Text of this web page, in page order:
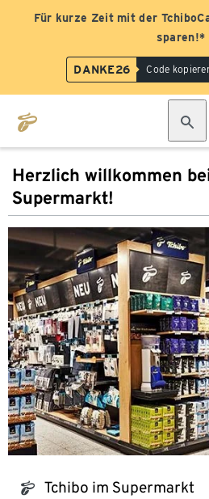
Für kurze Zeit mit der
sparen!*
DANKE26 Code
Herzlich willkommen
Supermarkt!
tchibo_logo Tchibo im Supermarkt